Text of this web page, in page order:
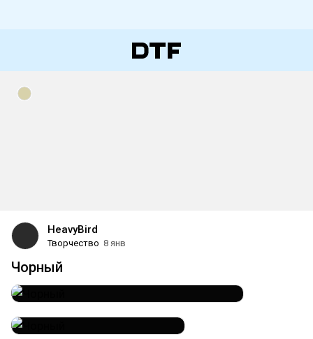
HeavyBird
Творчество 8 янв
Чорный